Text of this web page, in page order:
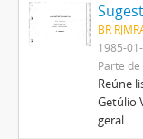
BR
1985-
Parte de
Reúne
Getúlio
geral.